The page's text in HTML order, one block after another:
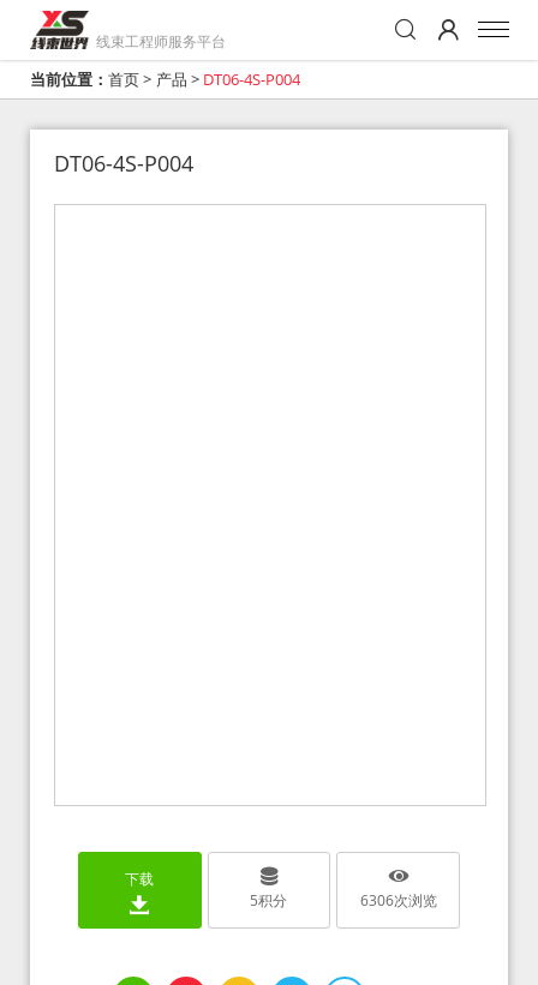
线束工程师服务平台
当前位置： 首页> 产品 > DT06-4S-P004
DT06-4S-P004
下载
5积分 6306次浏览